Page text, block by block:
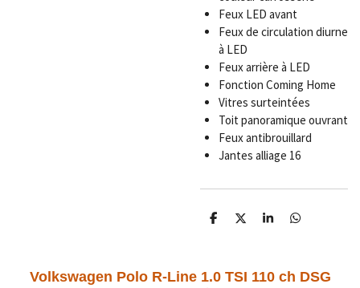
Feux LED avant
Feux de circulation diurne
à LED
Feux arrière à LED
Fonction Coming Home
Vitres surteintées
Toit panoramique ouvrant
Feux antibrouillard
Jantes alliage 16
P
a
g
P
a
g
P
a
g
P
a
g
Volkswagen Polo R-Line 1.0 TSI 110 ch DSG